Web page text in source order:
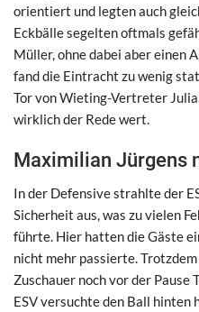
orientiert und legten auch
Eckbälle segelten oftmals
Müller, ohne dabei aber einen
fand die Eintracht zu wenig
Tor von Wieting-Vertreter
wirklich der Rede wert.
Maximilian Jürgens
In der Defensive strahlte der
Sicherheit aus, was zu vielen
führte. Hier hatten die Gäste
nicht mehr passierte.
Zuschauer noch vor der Pause
ESV versuchte den Ball hinten